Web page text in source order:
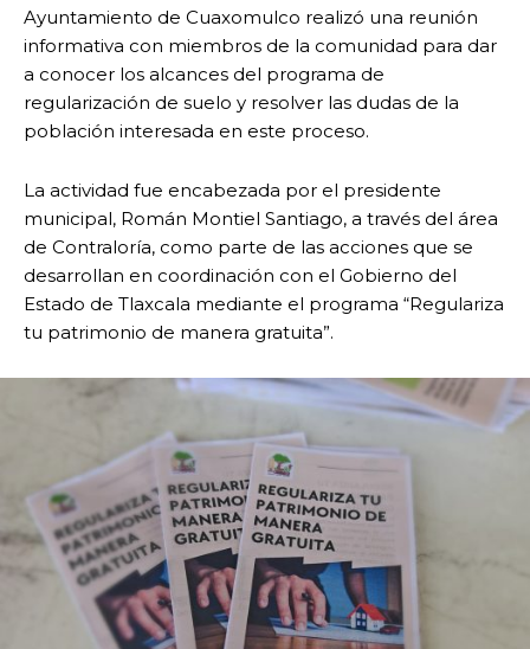
Ayuntamiento de Cuaxomulco realizó una reunión
informativa con miembros de la comunidad para dar
a conocer los alcances del programa de
regularización de suelo y resolver las dudas de la
población interesada en este proceso.
La actividad fue encabezada por el presidente
municipal, Román Montiel Santiago, a través del área
de Contraloría, como parte de las acciones que se
desarrollan en coordinación con el Gobierno del
Estado de Tlaxcala mediante el programa “Regulariza
tu patrimonio de manera gratuita”.